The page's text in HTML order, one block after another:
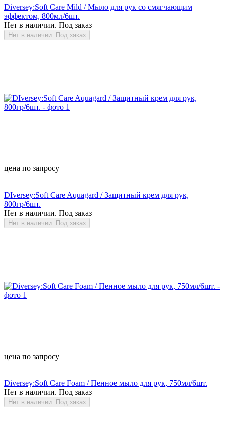
Diversey:Soft Care Mild / Мыло для рук со смягчающим
эффектом, 800мл/6шт.
Нет в наличии. Под заказ
Нет в наличии. Под заказ
цена по запросу
DIversey:Soft Care Aquagard / Защитный крем для рук,
800гр/6шт.
Нет в наличии. Под заказ
Нет в наличии. Под заказ
цена по запросу
Diversey:Soft Care Foam / Пенное мыло для рук, 750мл/6шт.
Нет в наличии. Под заказ
Нет в наличии. Под заказ